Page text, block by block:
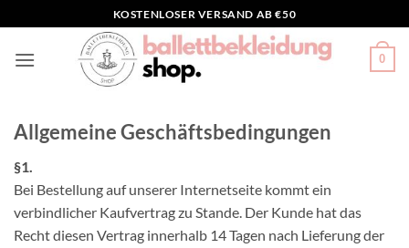
Inhalt
springen
KOSTENLOSER VERSAND AB €50
0
Allgemeine Geschäftsbedingungen
§1.
Bei Bestellung auf unserer Internetseite kommt ein
verbindlicher Kaufvertrag zu Stande. Der Kunde hat das
Recht diesen Vertrag innerhalb 14 Tagen nach Lieferung der